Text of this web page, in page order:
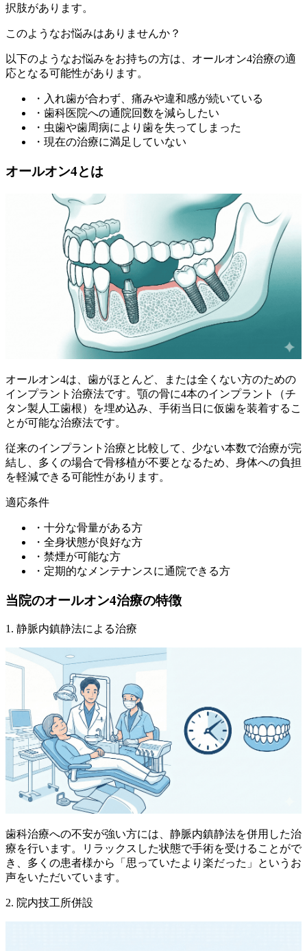
択肢があります。
このようなお悩みはありませんか？
以下のようなお悩みをお持ちの方は、オールオン4治療の適
応となる可能性があります。
・入れ歯が合わず、痛みや違和感が続いている
・歯科医院への通院回数を減らしたい
・虫歯や歯周病により歯を失ってしまった
・現在の治療に満足していない
オールオン4とは
オールオン4は、歯がほとんど、または全くない方のための
インプラント治療法です。顎の骨に4本のインプラント（チ
タン製人工歯根）を埋め込み、手術当日に仮歯を装着するこ
とが可能な治療法です。
従来のインプラント治療と比較して、少ない本数で治療が完
結し、多くの場合で骨移植が不要となるため、身体への負担
を軽減できる可能性があります。
適応条件
・十分な骨量がある方
・全身状態が良好な方
・禁煙が可能な方
・定期的なメンテナンスに通院できる方
当院のオールオン4治療の特徴
1. 静脈内鎮静法による治療
歯科治療への不安が強い方には、静脈内鎮静法を併用した治
療を行います。リラックスした状態で手術を受けることがで
き、多くの患者様から「思っていたより楽だった」というお
声をいただいています。
2. 院内技工所併設